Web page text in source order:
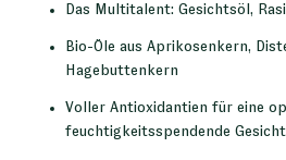
Das Multitalent: Gesichtsöl,
Bio-Öle aus Aprikosenkern,
Hagebuttenkern
Voller Antioxidantien für eine
feuchtigkeitsspendende